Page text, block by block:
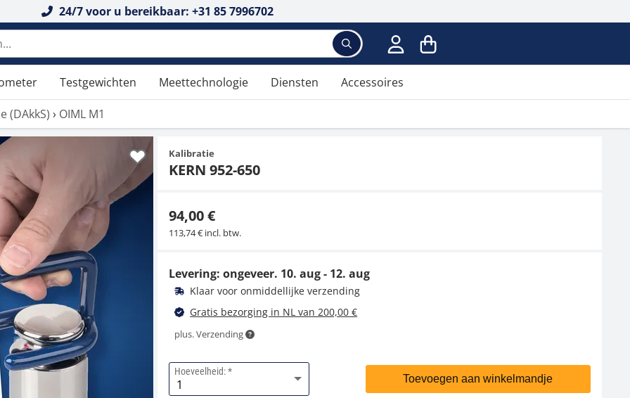
24/7 voor u bereikbaar: +31 85 7996702
Testgewichten Meettechnologie Diensten Accessoires
(DAkkS) › OIML M1
Kalibratie
KERN 952-650
94,00 €
113,74 € incl. btw.
Levering: ongeveer. 10. aug - 12. aug
Klaar voor onmiddellijke verzending
Gratis bezorging in NL van 200,00 €
plus. Verzending
Hoeveelheid:
Toevoegen aan winkelmandje